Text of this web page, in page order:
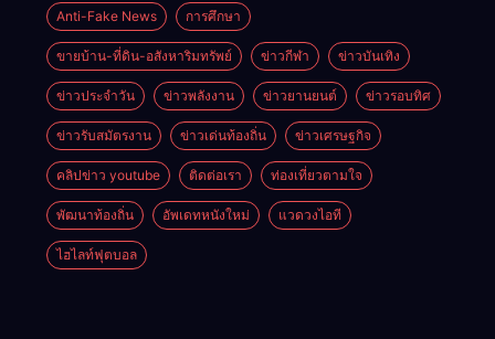
2569 และ
การแข่งขัน
ฟุตบอลวันรพี
เพื่อเชื่อม
ความสัมพันธ์
อันดีของ
หน่วยงานใน
กระบวนการ
ยุติธรรม
Thailand
2026 เชื่อม 4
งานใหญ่
สร้างโอกาส
ธุรกิจครบ
วงจร ด้วยครับ
Anti-Fake News การศึกษา
ขายบ้าน-ที่ดิน-อสังหาริมทรัพย์ ข่าวกีฬา ข่าวบันเทิง
ข่าวประจำวัน ข่าวพลังงาน ข่าวยานยนต์ ข่าวรอบทิศ
ข่าวรับสมัตรงาน ข่าวเด่นท้องถิ่น ข่าวเศรษฐกิจ
คลิปข่าว youtube ติดต่อเรา ท่องเที่ยวตามใจ
พัฒนาท้องถิ่น อัพเดทหนังใหม่ แวดวงไอที
ไฮไลท์ฟุตบอล